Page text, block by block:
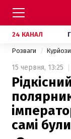
24 КАНАЛ
Розваги Курйози
15 червня, 13:25
самі